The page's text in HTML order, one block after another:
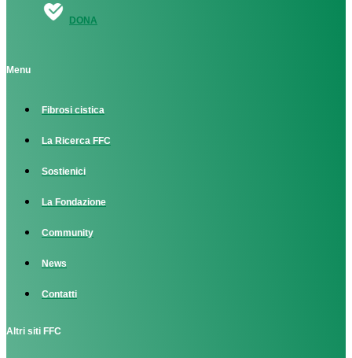
DONA
Menu
Fibrosi cistica
La Ricerca FFC
Sostienici
La Fondazione
Community
News
Contatti
Altri siti FFC